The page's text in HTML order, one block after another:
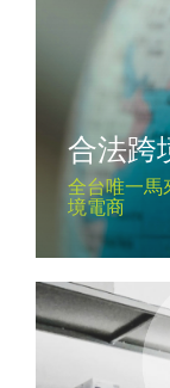
合法跨
全台唯一馬
境電商